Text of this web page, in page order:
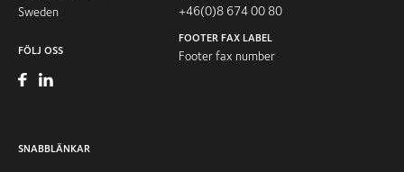
Sweden
FÖLJ OSS
+46(0)8 674 00 80
FOOTER FAX LABEL
Footer fax number
SNABBLÄNKAR